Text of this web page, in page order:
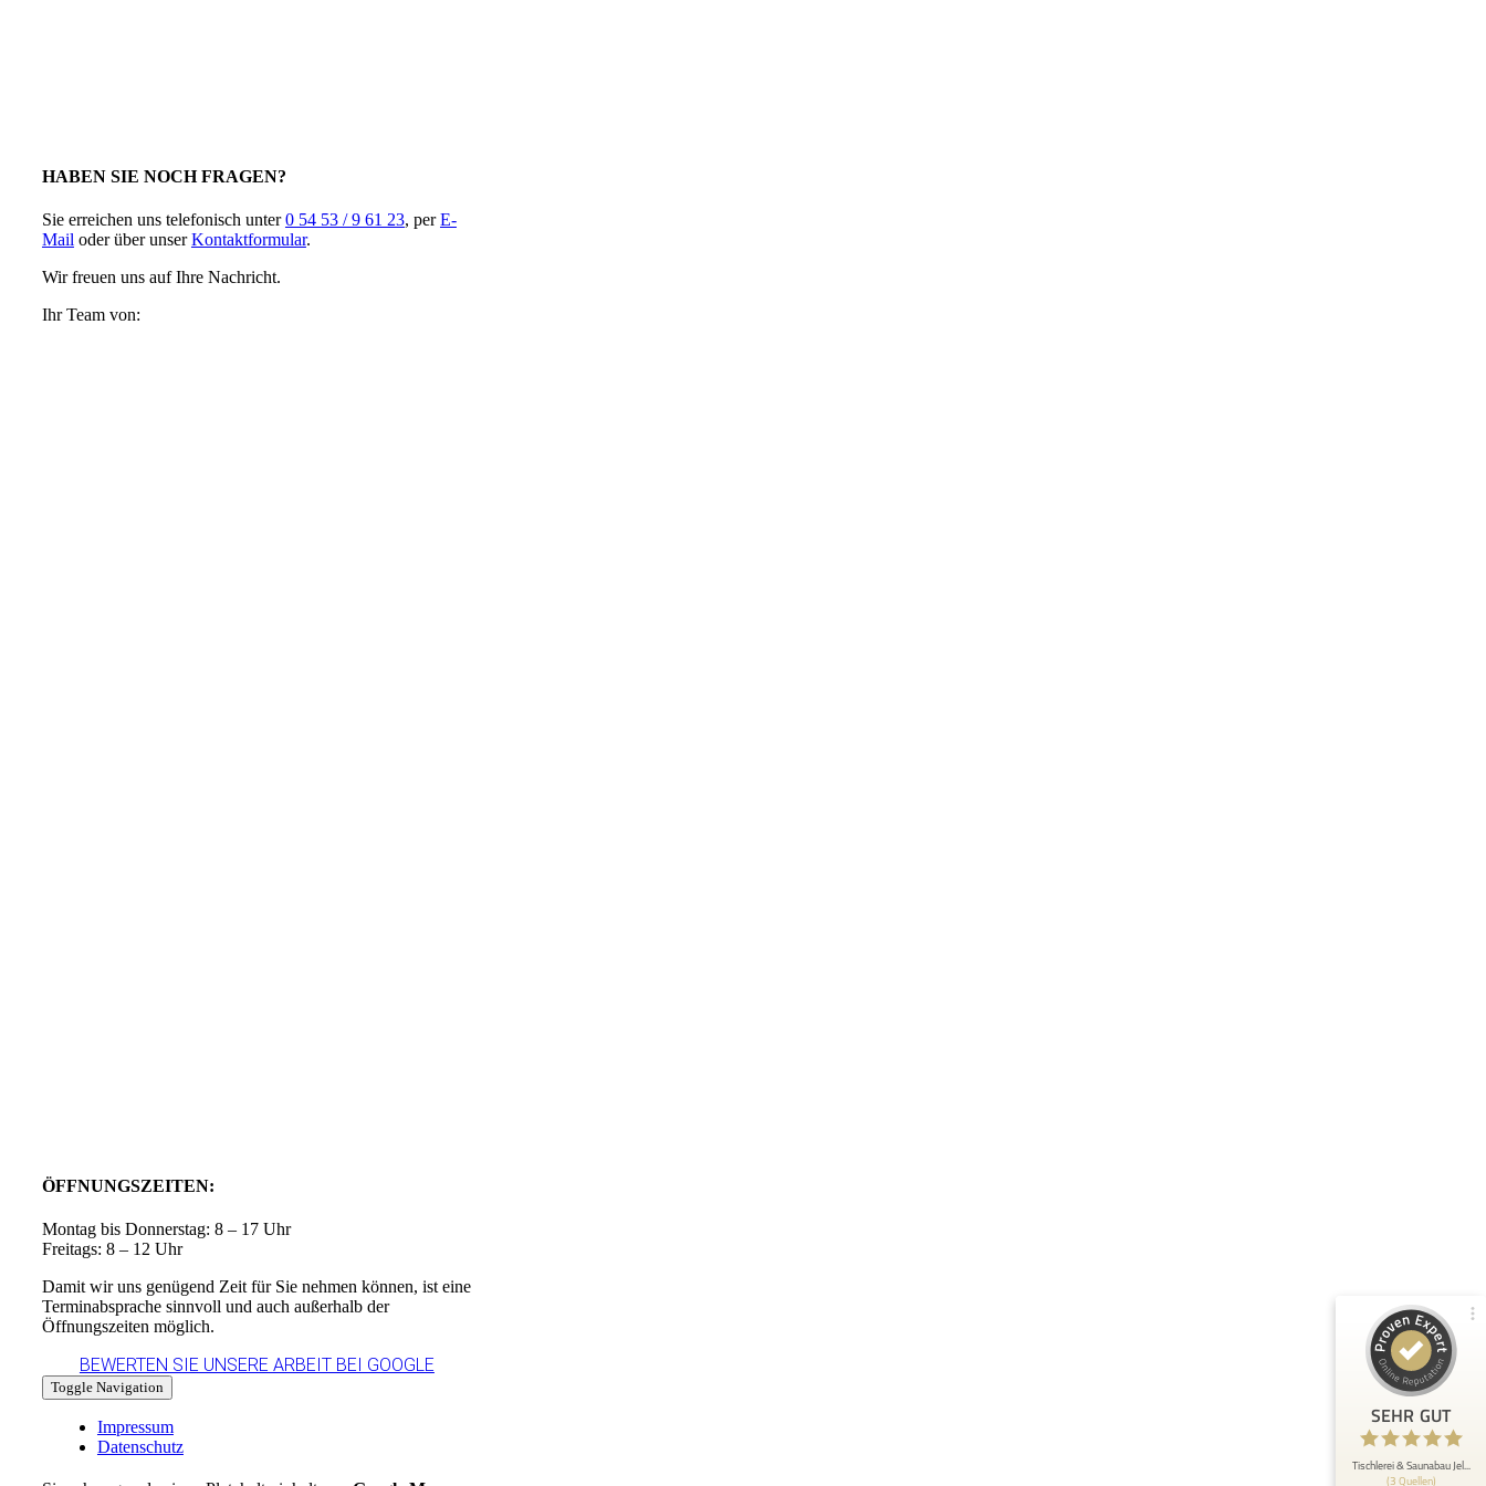
HABEN SIE NOCH FRAGEN?
Sie erreichen uns telefonisch unter0 54 53 / 9 61 23, perE-
Mail oder über unserKontaktformular.
Wir freuen uns auf Ihre Nachricht.
Ihr Team von:
ÖFFNUNGSZEITEN:
Montag bis Donnerstag: 8 – 17 Uhr
Freitags: 8 – 12 Uhr
Damit wir uns genügend Zeit für Sie nehmen können, ist eine
Terminabsprache sinnvoll und auch außerhalb der
Öffnungszeiten möglich.
BEWERTEN SIE UNSERE ARBEIT BEI GOOGLE
Toggle Navigation
Impressum
Datenschutz
SEHR GUT
Tischlerei & Saunabau Jel...
(3 Quellen)
Blick aufs ProvenExpert-Profil werfen
Anonym
Bei uns ging es nicht um den Bau einer
Komplettsauna, sondern "nur" um Beratung,
Verkauf und Einbau eines ne...